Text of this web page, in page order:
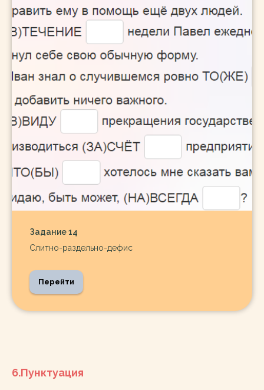
Задание 14
Слитно-раздельно-дефис
Перейти
6.Пунктуация